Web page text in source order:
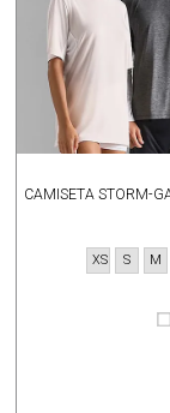
CAMISETA STORM-
M
S
XS